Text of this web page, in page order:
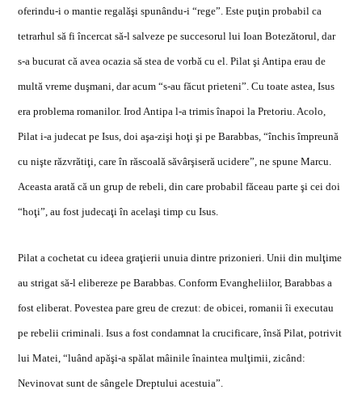
oferindu-i o mantie regalăşi spunându-i “rege”. Este puţin probabil ca
tetrarhul să fi încercat să-l salveze pe succesorul lui Ioan Botezătorul, dar
s-a bucurat că avea ocazia să stea de vorbă cu el. Pilatşi Antipa erau de
multă vreme duşmani, dar acum “s-au făcut prieteni”. Cu toate astea, Isus
era problema romanilor. Irod Antipa l-a trimis înapoi la Pretoriu. Acolo,
Pilat i-a judecat pe Isus, doi aşa-zişi hoţişi pe Barabbas, “închis împreună
cu nişte răzvrătiţi, care în răscoală săvârşiseră ucidere”, ne spune Marcu.
Aceasta arată că un grup de rebeli, din care probabil făceau parteşi cei doi
“hoţi”, au fost judecaţi în acelaşi timp cu Isus.
Pilat a cochetat cu ideea graţierii unuia dintre prizonieri. Unii din mulţime
au strigat să-l elibereze pe Barabbas. Conform Evangheliilor, Barabbas a
fost eliberat. Povestea pare greu de crezut: de obicei, romanii îi executau
pe rebelii criminali. Isus a fost condamnat la crucificare, însă Pilat, potrivit
lui Matei, “luând apăşi-a spălat mâinile înaintea mulţimii, zicând:
Nevinovat sunt de sângele Dreptului acestuia”.